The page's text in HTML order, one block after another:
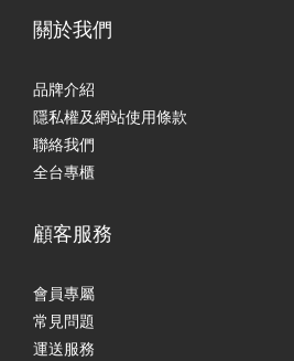
關於我們
品牌介紹
隱私權及網站使用條款
聯絡我們
全台專櫃
顧客服務
會員專屬
常見問題
運送服務